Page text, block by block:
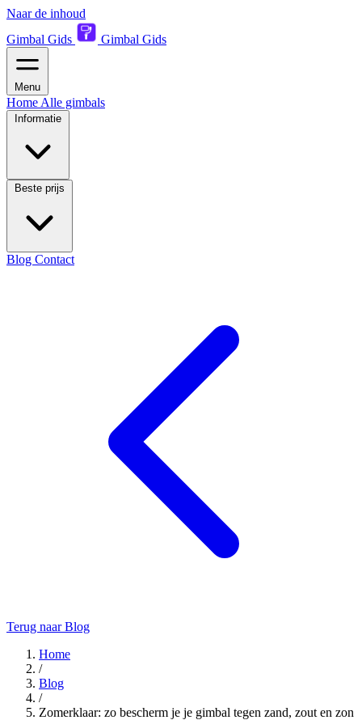
Naar de inhoud
Gimbal Gids
Gimbal Gids
Menu
Home Alle gimbals
Informatie
Beste prijs
Blog Contact
Terug naar Blog
Home
/
Blog
/
Zomerklaar: zo bescherm je je gimbal tegen zand, zout en zon